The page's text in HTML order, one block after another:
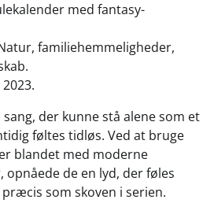
med fantasy-
familiehemmeligheder,
2023.
der kunne stå alene som et
føltes tidløs. Ved at bruge
blandet med moderne
de en lyd, der føles
som skoven i serien.